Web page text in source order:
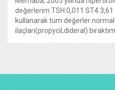
değerlerim TSH:0,011
kullanarak tüm değerler
ilaçları(propycil,dideral) bıraktım.